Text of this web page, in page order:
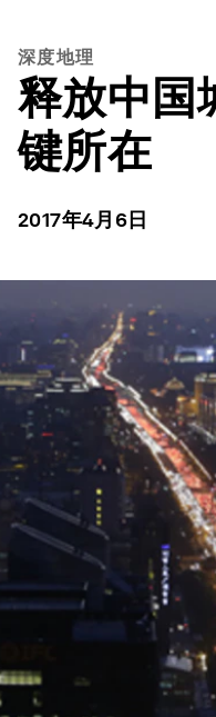
深度地理
释放中国
键所在
2017年4月6日